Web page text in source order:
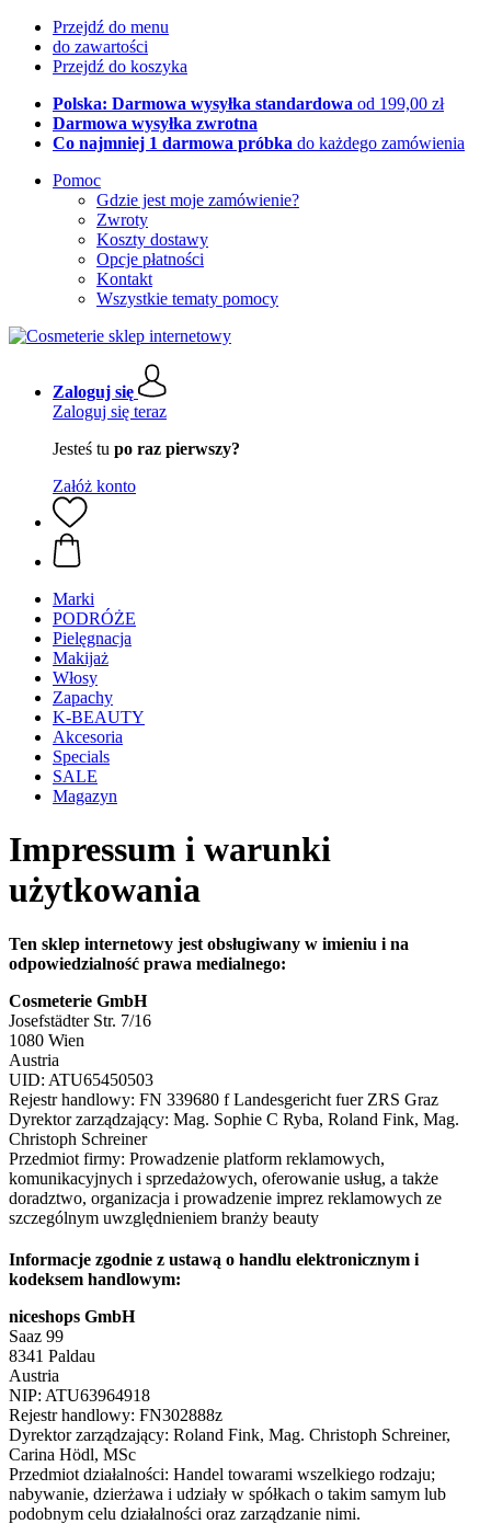
Przejdź do menu
do zawartości
Przejdź do koszyka
Polska: Darmowa wysyłka standardowa od 199,00 zł
Darmowa wysyłka zwrotna
Co najmniej 1 darmowa próbka do każdego zamówienia
Pomoc
Gdzie jest moje zamówienie?
Zwroty
Koszty dostawy
Opcje płatności
Kontakt
Wszystkie tematy pomocy
Zaloguj się
Zaloguj się teraz
Jesteś tu po raz pierwszy?
Załóż konto
Marki
PODRÓŻE
Pielęgnacja
Makijaż
Włosy
Zapachy
K-BEAUTY
Akcesoria
Specials
SALE
Magazyn
Impressum i warunki
użytkowania
Ten sklep internetowy jest obsługiwany w imieniu i na
odpowiedzialność prawa medialnego:
Cosmeterie GmbH
Josefstädter Str. 7/16
1080 Wien
Austria
UID: ATU65450503
Rejestr handlowy: FN 339680 f Landesgericht fuer ZRS Graz
Dyrektor zarządzający: Mag. Sophie C Ryba, Roland Fink, Mag.
Christoph Schreiner
Przedmiot firmy: Prowadzenie platform reklamowych,
komunikacyjnych i sprzedażowych, oferowanie usług, a także
doradztwo, organizacja i prowadzenie imprez reklamowych ze
szczególnym uwzględnieniem branży beauty
Informacje zgodnie z ustawą o handlu elektronicznym i
kodeksem handlowym:
niceshops GmbH
Saaz 99
8341 Paldau
Austria
NIP: ATU63964918
Rejestr handlowy: FN302888z
Dyrektor zarządzający: Roland Fink, Mag. Christoph Schreiner,
Carina Hödl, MSc
Przedmiot działalności: Handel towarami wszelkiego rodzaju;
nabywanie, dzierżawa i udziały w spółkach o takim samym lub
podobnym celu działalności oraz zarządzanie nimi.